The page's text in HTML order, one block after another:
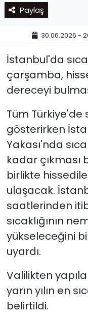
Paylaş
30.06.2026 -
İstanbul'da
çarşamba,
dereceyi
Tüm Türkiye'de
gösterirken
Yakası'nda
kadar çıkması
birlikte
ulaşacak.
saatlerinden
sıcaklığının
yükseleceğini
uyardı.
Valilikten
yarın yılın en
belirtildi.